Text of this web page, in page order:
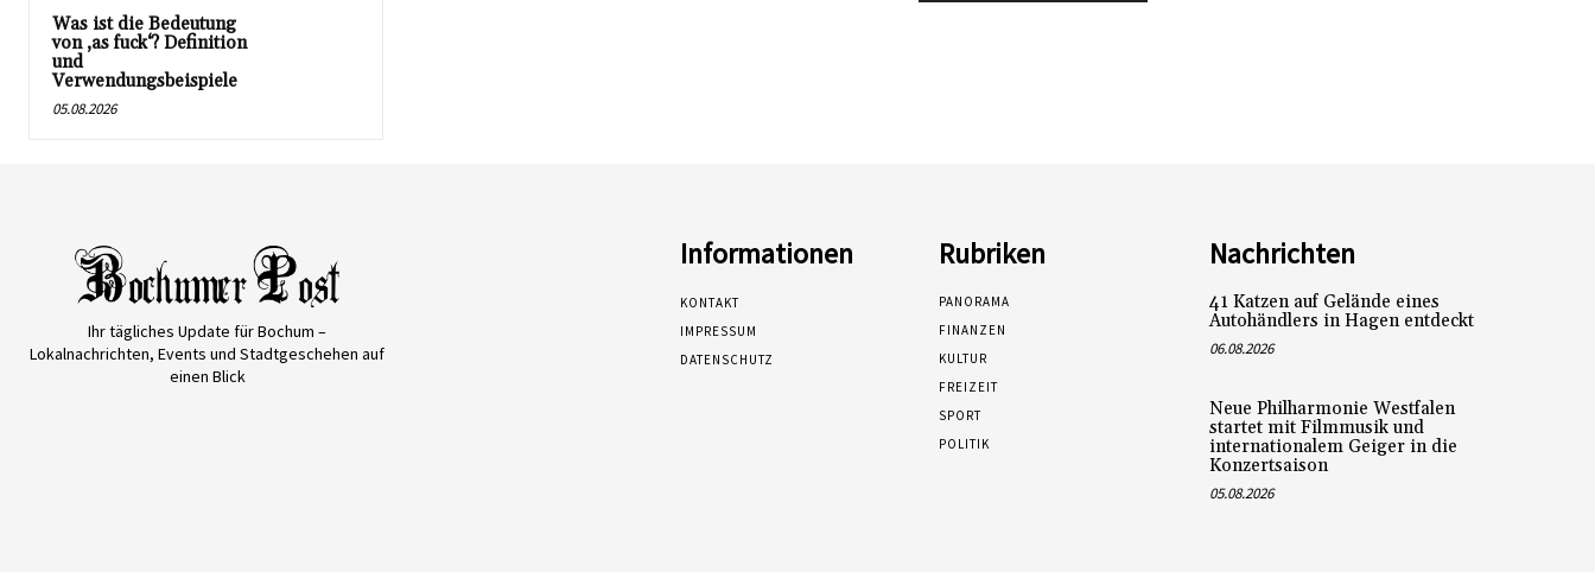
Was ist die Bedeutung
von ‚as fuck‘? Definition
und
Verwendungsbeispiele
05.08.2026
Ihr tägliches Update für Bochum –
Lokalnachrichten, Events und Stadtgeschehen auf
einen Blick
Informationen
KONTAKT
IMPRESSUM
DATENSCHUTZ
Rubriken
PANORAMA
FINANZEN
KULTUR
FREIZEIT
SPORT
POLITIK
Nachrichten
41 Katzen auf Gelände eines
Autohändlers in Hagen entdeckt
06.08.2026
Neue Philharmonie Westfalen
startet mit Filmmusik und
internationalem Geiger in die
Konzertsaison
05.08.2026